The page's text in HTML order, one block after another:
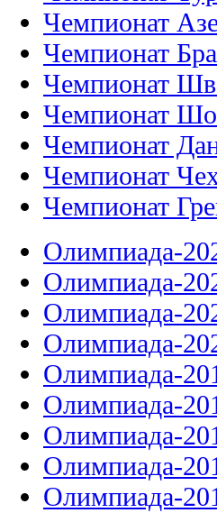
Чемпионат
Чемпионат
Чемпионат
Чемпионат
Чемпионат
Чемпионат
Чемпионат
Олимпиада-
Олимпиада-
Олимпиада-
Олимпиада-
Олимпиада-
Олимпиада-
Олимпиада-
Олимпиада-
Олимпиада-